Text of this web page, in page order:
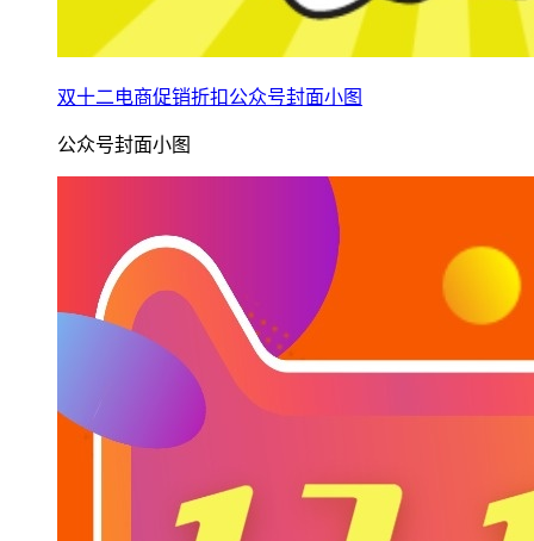
双十二电商促销折扣公众号封面小图
公众号封面小图